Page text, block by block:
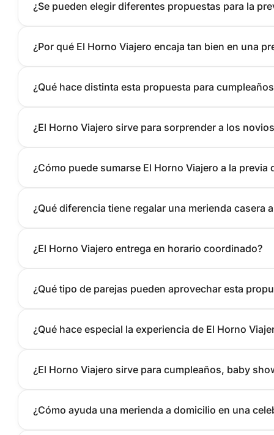
¿Se pueden elegir diferentes propuestas para la
¿Por qué El Horno Viajero encaja tan bien en una
¿Qué hace distinta esta propuesta para
¿El Horno Viajero sirve para sorprender a los
¿Cómo puede sumarse El Horno Viajero a la previa
¿Qué diferencia tiene regalar una merienda casera
¿El Horno Viajero entrega en horario coordinado?
¿Qué tipo de parejas pueden aprovechar esta
¿Qué hace especial la experiencia de El Horno
¿El Horno Viajero sirve para cumpleaños, baby
¿Cómo ayuda una merienda a domicilio en una